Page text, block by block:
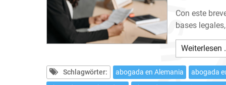
Con este
bases
Weiterlesen
Schlagwörter: abogada en Alemania abogada